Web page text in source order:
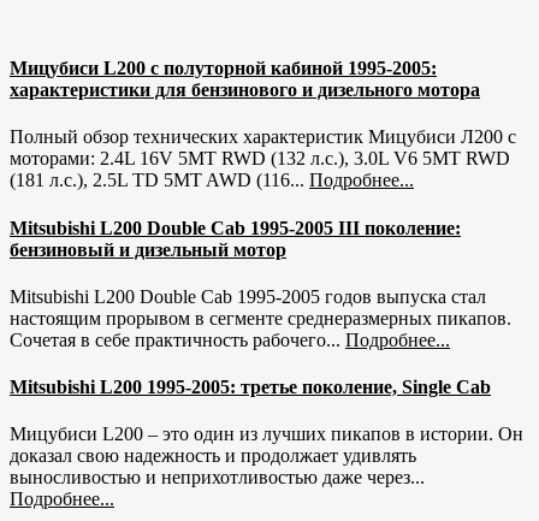
Мицубиси L200 с полуторной кабиной 1995-2005:
характеристики для бензинового и дизельного мотора
Полный обзор технических характеристик Мицубиси Л200 с
моторами: 2.4L 16V 5MT RWD (132 л.с.), 3.0L V6 5MT RWD
(181 л.с.), 2.5L TD 5MT AWD (116... Подробнее...
Mitsubishi L200 Double Cab 1995-2005 III поколение:
бензиновый и дизельный мотор
Mitsubishi L200 Double Cab 1995-2005 годов выпуска стал
настоящим прорывом в сегменте среднеразмерных пикапов.
Сочетая в себе практичность рабочего... Подробнее...
Mitsubishi L200 1995-2005: третье поколение, Single Cab
Мицубиси L200 – это один из лучших пикапов в истории. Он
доказал свою надежность и продолжает удивлять
выносливостью и неприхотливостью даже через...
Подробнее...